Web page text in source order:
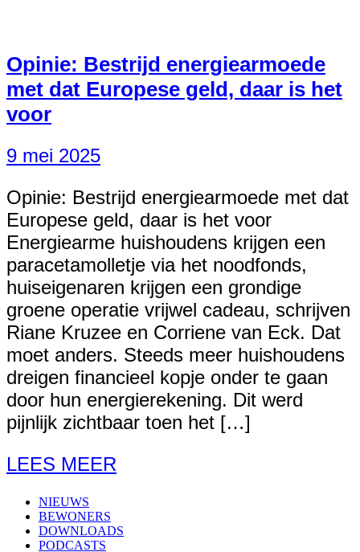
Opinie: Bestrijd energiearmoede
met dat Europese geld, daar is het
voor
9 mei 2025
Opinie: Bestrijd energiearmoede met dat
Europese geld, daar is het voor
Energiearme huishoudens krijgen een
paracetamolletje via het noodfonds,
huiseigenaren krijgen een grondige
groene operatie vrijwel cadeau, schrijven
Riane Kruzee en Corriene van Eck. Dat
moet anders. Steeds meer huishoudens
dreigen financieel kopje onder te gaan
door hun energierekening. Dit werd
pijnlijk zichtbaar toen het […]
LEES MEER
NIEUWS
BEWONERS
DOWNLOADS
PODCASTS